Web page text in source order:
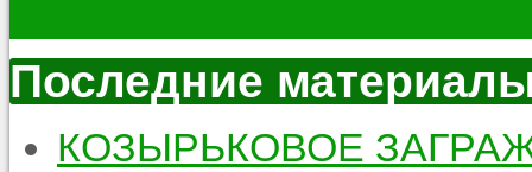
Последние
КОЗЫРЬКОВОЕ